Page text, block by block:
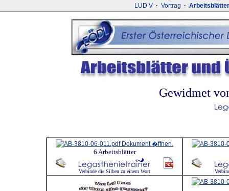
LUD V · Vortrag · Arbeitsblätter
Gewidmet
6 Arbeitsblätter
Verbinde die Silben zu einem Wort